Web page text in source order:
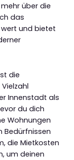
über die
das
wert und bietet
die
Innenstadt als
du dich
Wohnungen
Bedürfnissen
die Mietkosten
um deinen